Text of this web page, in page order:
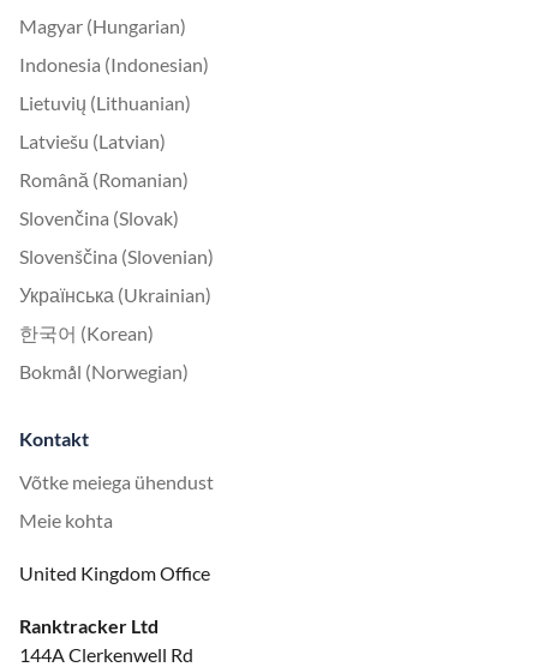
Magyar (Hungarian)
Indonesia (Indonesian)
Lietuvių (Lithuanian)
Latviešu (Latvian)
Română (Romanian)
Slovenčina (Slovak)
Slovenščina (Slovenian)
Українська (Ukrainian)
한국어 (Korean)
Bokmål (Norwegian)
Kontakt
Võtke meiega ühendust
Meie kohta
United Kingdom Office
Ranktracker Ltd
144A Clerkenwell Rd